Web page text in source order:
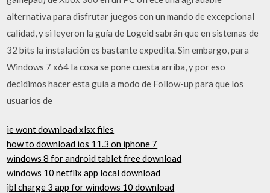
alternativa para disfrutar juegos con un mando de excepcional
calidad, y si leyeron la guía de Logeid sabrán que en sistemas de
32 bits la instalación es bastante expedita. Sin embargo, para
Windows 7 x64 la cosa se pone cuesta arriba, y por eso
decidimos hacer esta guía a modo de Follow-up para que los
usuarios de
ie wont download xlsx files
how to download ios 11.3 on iphone 7
windows 8 for android tablet free download
windows 10 netflix app local download
jbl charge 3 app for windows 10 download